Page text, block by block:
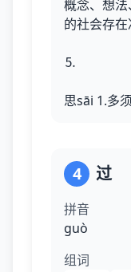
概念、想法
的社会存在
⒌
思sāi 1.多须
4 过
拼音
ɡuò
组词